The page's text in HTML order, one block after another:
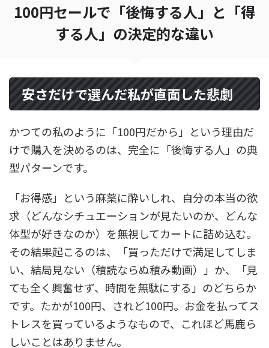
100円セールで「後悔する人」と「得
する人」の決定的な違い
安さだけで選んだ私が直面した悲劇
かつての私のように「100円だから」という理由だ
けで購入を決めるのは、完全に「後悔する人」の典
型パターンです。
「お得感」という麻薬に酔いしれ、自分の本当の欲
求（どんなシチュエーションが見たいのか、どんな
体型が好きなのか）を無視してカートに詰め込む。
その結果起こるのは、「買っただけで満足してしま
い、結局見ない（積読ならぬ積み動画）」か、「見
ても全く興奮せず、時間を無駄にする」のどちらか
です。たかが100円、されど100円。お金を払ってス
トレスを買っているようなもので、これほど馬鹿ら
しいことはありません。